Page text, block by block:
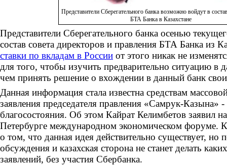
Представители Сберегательного банка возможно войдут в
БТА Банка в Казахстане
Представители Сберегательного банка осенью
состав совета директоров и правления БТА Банка из
ставки по вкладам в России от этого никак не
для того, чтобы изучить предварительно ситуацию в
чем принять решение о вхождении в данный банк
Данная информация стала известна средствам
заявления председателя правления «Самрук-Казына»
благосостояния. Об этом Кайрат Келимбетов заявил
Петербурге международном экономическом форуме.
о том, что данная идея действительно существует, но
обсуждения и казахская сторона не станет делать
заявлений, без участия Сбербанка.